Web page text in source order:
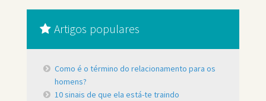
Artigos populares
Como é o término do relacionamento para os
homens?
10 sinais de que ela está-te traindo